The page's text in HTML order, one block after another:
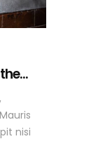
nisi